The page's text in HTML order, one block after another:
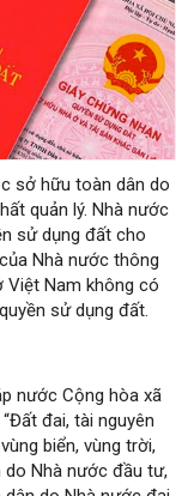
sở hữu toàn dân do
quản lý. Nhà nước
sử dụng đất cho
Nhà nước thông
Việt Nam không có
sử dụng đất.
nước Cộng hòa xã
đai, tài nguyên
biển, vùng trời,
do Nhà nước đầu tư,